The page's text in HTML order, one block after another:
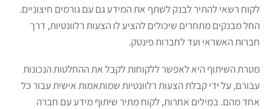
לקוח רשאי להתיר לבנק לשתף את המידע גם עם גורמים חיצוניים.
החל מבנקים מתחרים שיכולים להציע לו הצעות רלוונטיות, דרך
חברות האשראי ועד לחברות פינטק.
מטרת השיתוף היא לאפשר ללקוחות לקבל את ההחלטות הנכונות
עבורם, על ידי קבלת הצעות רלוונטיות שמותאמות אישית עבור כל
אחד מהם. במילים אחרות, לקוח מתיר שיתוף מידע עם חברה